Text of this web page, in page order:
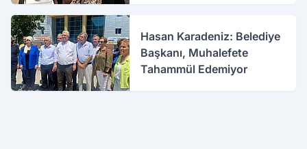
Hasan Karadeniz: Belediye
Başkanı, Muhalefete
Tahammül Edemiyor